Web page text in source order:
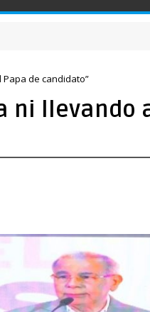
Papa de candidato”
ni llevando